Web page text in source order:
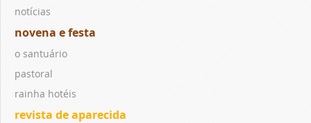
notícias
novena e festa
o santuário
pastoral
rainha hotéis
revista de aparecida